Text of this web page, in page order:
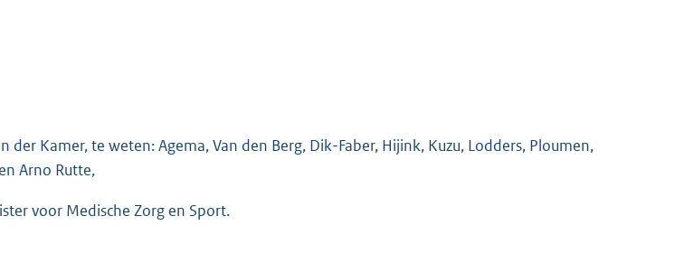
der Kamer, te weten: Agema, Van den Berg, Dik-Faber, Hijink, Kuzu, Lodders, Ploumen,
Arno Rutte,
voor Medische Zorg en Sport.